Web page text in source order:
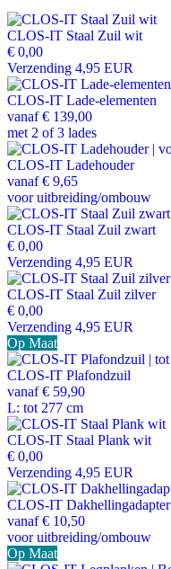
CLOS-IT Staal Zuil wit
€ 0,00
Verzending 4,95 EUR
CLOS-IT Lade-elementen
vanaf € 139,00
met 2 of 3 lades
CLOS-IT Ladehouder
vanaf € 9,65
voor uitbreiding/ombouw
CLOS-IT Staal Zuil zwart
€ 0,00
Verzending 4,95 EUR
CLOS-IT Staal Zuil zilver
€ 0,00
Verzending 4,95 EUR
Op Maat
CLOS-IT Plafondzuil
vanaf € 59,90
L: tot 277 cm
CLOS-IT Staal Plank wit
€ 0,00
Verzending 4,95 EUR
CLOS-IT Dakhellingadapter
vanaf € 10,50
voor uitbreiding/ombouw
Op Maat